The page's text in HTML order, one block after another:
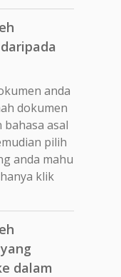
anda
dokumen
asal
pilih
anda mahu
klik
dalam